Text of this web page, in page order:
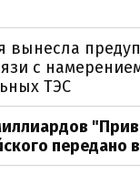
вынесла
с
ТЭС
передано